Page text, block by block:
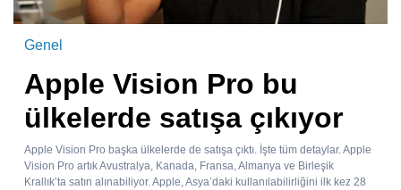
Genel
Apple Vision Pro bu
ülkelerde satışa çıkıyor
Apple Vision Pro başka ülkelerde de satışa çıktı. İşte tüm detaylar. Apple
Vision Pro artık Avustralya, Kanada, Fransa, Almanya ve Birleşik
Krallık’ta satın alınabiliyor. Apple, Asya’daki kullanılabilirliğini ilk kez 28